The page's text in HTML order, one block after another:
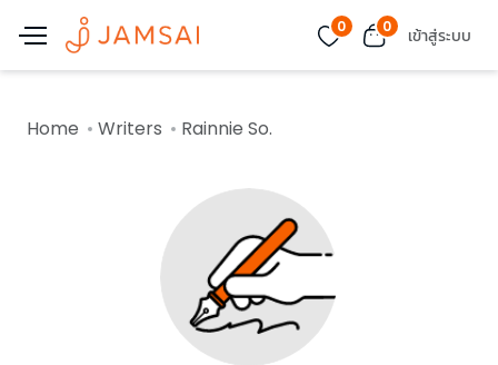
0 0 เข้าสู่ระบบ
Home Writers Rainnie So.